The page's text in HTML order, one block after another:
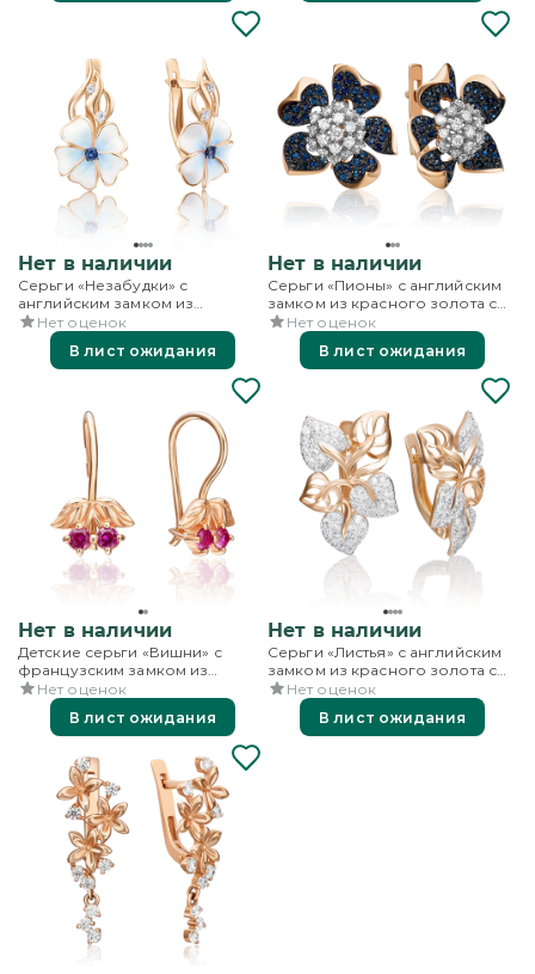
Нет в наличии
Серьги «Незабудки» с
английским замком из
красного золота с фианитами и
эмалью
Нет оценок
В лист ожидания
Нет в наличии
Серьги «Пионы» с английским
замком из красного золота с
фианитами
Нет оценок
В лист ожидания
Нет в наличии
Детские серьги «Вишни» с
французским замком из
красного золота с фианитами
Нет оценок
В лист ожидания
Нет в наличии
Серьги «Листья» с английским
замком из красного золота с
фианитами
Нет оценок
В лист ожидания